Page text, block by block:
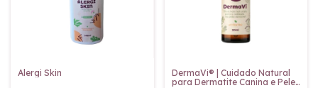
Alergi Skin
DermaVi® | Cuidado Natural
para Dermatite Canina e Pele